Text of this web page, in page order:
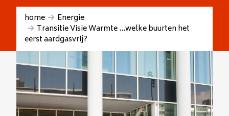
home
Energie
Transitie Visie Warmte ...welke buurten het
eerst aardgasvrij?